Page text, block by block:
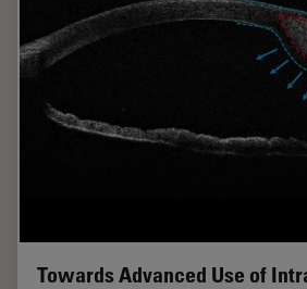
Towards Advanced Use of